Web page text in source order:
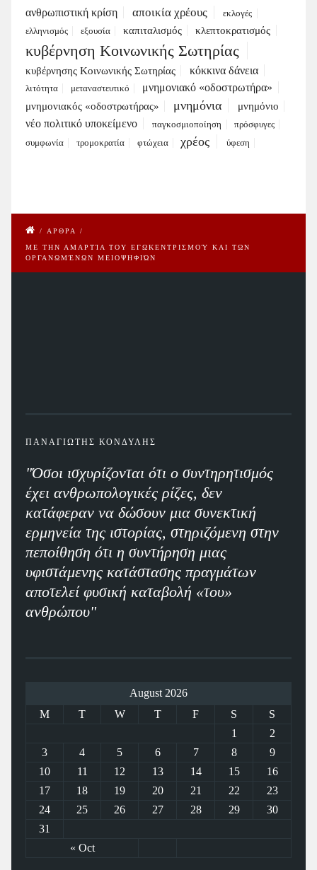
ανθρωπιστική κρίση αποικία χρέους
εκλογές
ελληνισμός
εξουσία καπιταλισμός κλεπτοκρατισμός
κυβέρνηση Κοινωνικής Σωτηρίας
κυβέρνησης Κοινωνικής Σωτηρίας κόκκινα δάνεια
λιτότητα μεταναστευτικό μνημονιακό «οδοστρωτήρα»
μνημονιακός «οδοστρωτήρας» μνημόνια μνημόνιο
νέο πολιτικό υποκείμενο παγκοσμιοποίηση
πρόσφυγες
συμφωνία
τρομοκρατία φτώχεια χρέος ύφεση
/ ΑΡΘΡΑ /
ΜΕ ΤΗΝ ΑΜΑΡΤΊΑ ΤΟΥ ΕΓΩΚΕΝΤΡΙΣΜΟΎ ΚΑΙ ΤΩΝ
ΟΡΓΑΝΩΜΈΝΩΝ ΜΕΙΟΨΗΦΙΏΝ
ΠΑΝΑΓΙΩΤΗΣ ΚΟΝΔΥΛΗΣ
"Όσοι ισχυρίζονται ότι ο συντηρητισμός
έχει ανθρωπολογικές ρίζες, δεν
κατάφεραν να δώσουν μια συνεκτική
ερμηνεία της ιστορίας, στηριζόμενη στην
πεποίθηση ότι η συντήρηση μιας
υφιστάμενης κατάστασης πραγμάτων
αποτελεί φυσική καταβολή «του»
ανθρώπου"
August 2026
M
T W T F S S
« Oct
1
2
3
4 5 6 7 8
9
10
11 12 13 14 15
16
17
18 19 20 21 22
23
24
25 26 27 28 29
30
31